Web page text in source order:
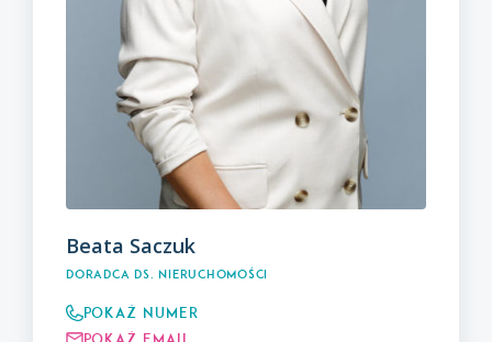
Beata Saczuk
Doradca ds. Nieruchomości
Pokaż numer